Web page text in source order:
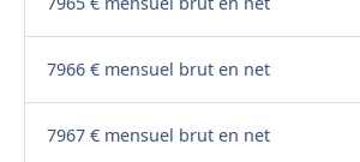
7966 € mensuel brut en net
7967 € mensuel brut en net